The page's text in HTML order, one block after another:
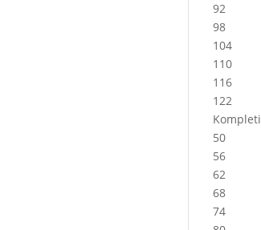
92
98
104
110
116
122
Kompleti
50
56
62
68
74